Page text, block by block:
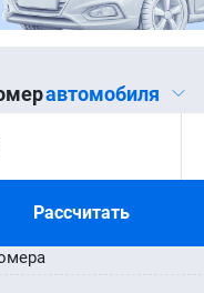
автомобиля
Рассчитать